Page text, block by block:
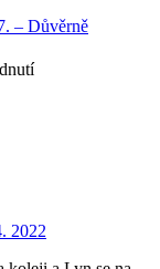
– Důvěrně
2022